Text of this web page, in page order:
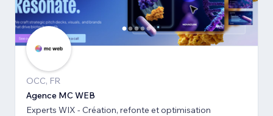
OCC, FR
Agence MC WEB
Experts WIX - Création, refonte et optimisation